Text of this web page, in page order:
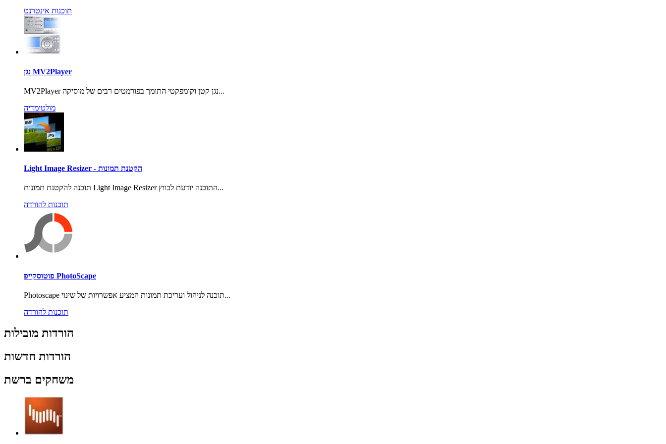
תוכנות אינטרנט
נגן MV2Player
MV2Player נגן קטן וקומפקטי התומך בפורמטים רבים של מוסיקה...
מולטימדיה
Light Image Resizer - הקטנת תמונות
תוכנה להקטנת תמונות Light Image Resizer התוכנה יודעת לכווץ...
תוכנות להורדה
פוטוסקייפ PhotoScape
Photoscape תוכנה לניהול ועריכת תמונות המציע אפשרויות של שינוי...
תוכנות להורדה
הורדות מובילות
הורדות חדשות
משחקים ברשת